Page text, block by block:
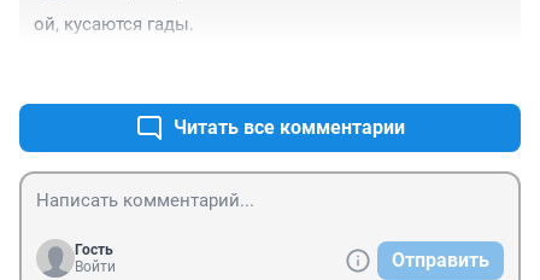
ой, кусаются гады.
Читать все комментарии
Гость
Войти
Отправить